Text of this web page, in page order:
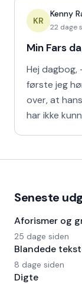
KR
Kenny
22 dage
Min Fars
Hej dagbog,
første jeg
over, at
har ikke
Seneste
Aforismer og
25 dage siden
Blandede
8 dage siden
Digte